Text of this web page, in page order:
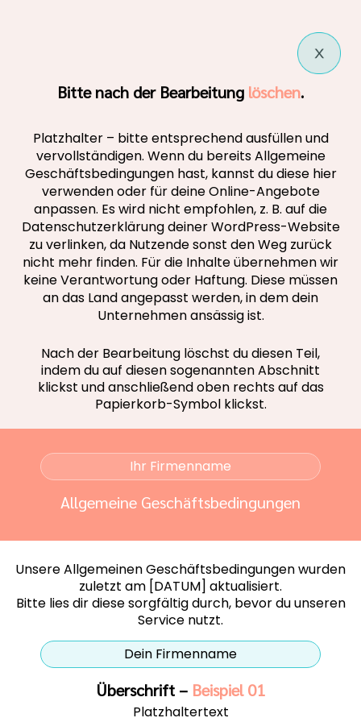
Bitte nach der Bearbeitung löschen.
Platzhalter – bitte entsprechend ausfüllen und
vervollständigen. Wenn du bereits Allgemeine
Geschäftsbedingungen hast, kannst du diese hier
verwenden oder für deine Online-Angebote
anpassen. Es wird nicht empfohlen, z. B. auf die
Datenschutzerklärung deiner WordPress-Website
zu verlinken, da Nutzende sonst den Weg zurück
nicht mehr finden. Für die Inhalte übernehmen wir
keine Verantwortung oder Haftung. Diese müssen
an das Land angepasst werden, in dem dein
Unternehmen ansässig ist.
Nach der Bearbeitung löschst du diesen Teil,
indem du auf diesen sogenannten Abschnitt
klickst und anschließend oben rechts auf das
Papierkorb-Symbol klickst.
Ihr Firmenname
Allgemeine Geschäftsbedingungen
Unsere Allgemeinen Geschäftsbedingungen wurden
zuletzt am [DATUM] aktualisiert.
Bitte lies dir diese sorgfältig durch, bevor du unseren
Service nutzt.
Dein Firmenname
Überschrift – Beispiel 01
Platzhaltertext